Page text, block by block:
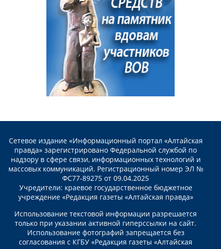
Сетевое издание «Информационный портал «Алтайская
правда» зарегистрировано Федеральной службой по
надзору в сфере связи, информационных технологий и
массовых коммуникаций. Регистрационный номер ЭЛ №
ФС77-89275 от 09.04.2025
Учредители: краевое государственное бюджетное
учреждение «Редакция газеты «Алтайская правда»
Использование текстовой информации разрешается
только при указании активной гиперссылки на сайт.
Использование фотографий запрещается без
согласования с КГБУ «Редакция газеты «Алтайская